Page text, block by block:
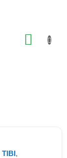
TIBI ,